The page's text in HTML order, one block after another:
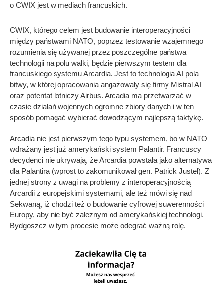
o CWIX jest w mediach francuskich.
CWIX, którego celem jest budowanie interoperacyjności
między państwami NATO, poprzez testowanie wzajemnego
rozumienia się używanej przez poszczególne państwa
technologii na polu walki, będzie pierwszym testem dla
francuskiego systemu Arcardia. Jest to technologia AI pola
bitwy, w której opracowania angażowały się firmy Mistral AI
oraz potentat lotniczy Airbus. Arcadia ma przetwarzać w
czasie działań wojennych ogromne zbiory danych i w ten
sposób pomagać wybierać dowodzącym najlepszą taktykę.
Arcadia nie jest pierwszym tego typu systemem, bo w NATO
wdrażany jest już amerykański system Palantir. Francuscy
decydenci nie ukrywają, że Arcardia powstała jako alternatywa
dla Palantira (wprost to zakomunikował gen. Patrick Justel). Z
jednej strony z uwagi na problemy z interoperacyjnością
Arcardii z europejskimi systemami, ale też mówi się nad
Sekwaną, iż chodzi też o budowanie cyfrowej suwerenności
Europy, aby nie być zależnym od amerykańskiej technologi.
Bydgoszcz w tym procesie może odegrać ważną rolę.